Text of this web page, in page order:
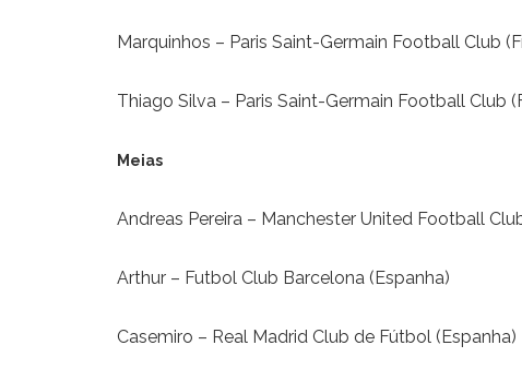
Marquinhos – Paris Saint-Germain Football Club
Thiago Silva – Paris Saint-Germain Football Club
Meias
Andreas Pereira – Manchester United Football
Arthur – Futbol Club Barcelona (Espanha)
Casemiro – Real Madrid Club de Fútbol (Espanha)